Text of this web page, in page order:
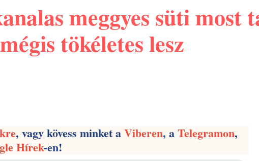
meggyes süti most
tökéletes lesz
, vagy kövess minket aViberen, aTelegramon,
Hírek-en!